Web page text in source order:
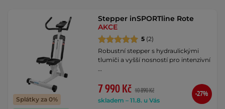
Splátky za 0%
Stepper inSPORTline Rote
AKCE
5 (2)
Robustní stepper s hydraulickými
tlumiči a vyšší nosností pro intenzivní
…
7 990 Kč 10 890 Kč
skladem – 11.8. u Vás
-27%